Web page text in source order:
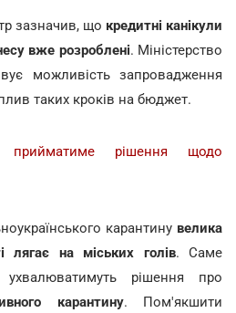
зазначив, що кредитні канікули
вже розроблені. Міністерство
можливість запровадження
таких кроків на бюджет.
рішення щодо
карантину велика
лягає на міських голів. Саме
рішення про
карантину. Пом'якшити